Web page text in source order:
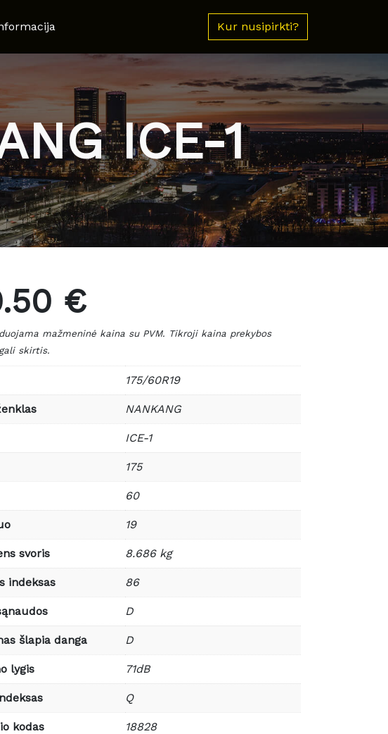
Kur nusipirkti?
ICE-1
€
mažmeninė kaina su PVM. Tikroji kaina prekybos
skirtis.
175/60R19
NANKANG
ICE-1
175
60
19
svoris 8.686 kg
indeksas 86
D
šlapia danga D
lygis 71dB
Q
kodas 18828